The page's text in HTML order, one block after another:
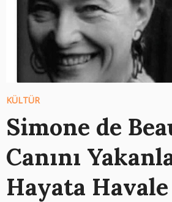
KÜLTÜR
Simone de
Canını
Hayata